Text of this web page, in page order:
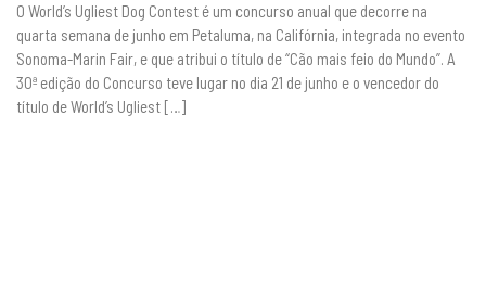
O World’s Ugliest Dog Contest é um concurso anual que decorre na
quarta semana de junho em Petaluma, na Califórnia, integrada no evento
Sonoma-Marin Fair, e que atribui o título de “Cão mais feio do Mundo”. A
30ª edição do Concurso teve lugar no dia 21 de junho e o vencedor do
título de World’s Ugliest […]